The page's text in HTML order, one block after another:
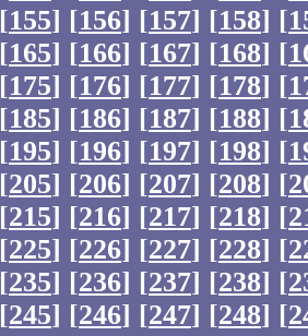
[155] [156] [157] [158] [
[165] [166] [167] [168] [
[175] [176] [177] [178] [
[185] [186] [187] [188] [
[195] [196] [197] [198] [
[205] [206] [207] [208] [
[215] [216] [217] [218] [
[225] [226] [227] [228] [
[235] [236] [237] [238] [
[245] [246] [247] [248] [